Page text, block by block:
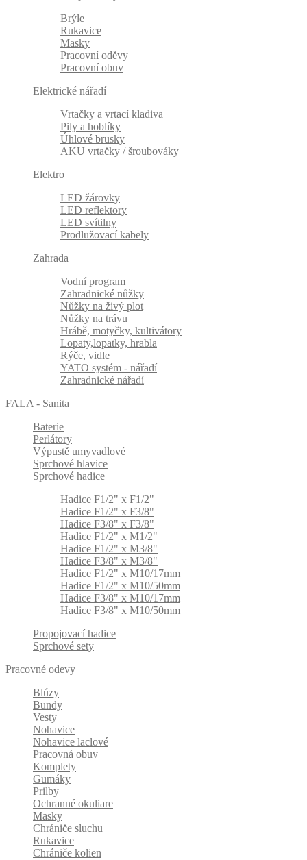
Brýle
Rukavice
Masky
Pracovní oděvy
Pracovní obuv
Elektrické nářadí
Vrtačky a vrtací kladiva
Pily a hoblíky
Úhlové brusky
AKU vrtačky / šroubováky
Elektro
LED žárovky
LED reflektory
LED svítilny
Prodlužovací kabely
Zahrada
Vodní program
Zahradnické nůžky
Nůžky na živý plot
Nůžky na trávu
Hrábě, motyčky, kultivátory
Lopaty,lopatky, hrabla
Rýče, vidle
YATO systém - nářadí
Zahradnické nářadí
FALA - Sanita
Baterie
Perlátory
Výpustě umyvadlové
Sprchové hlavice
Sprchové hadice
Hadice F1/2" x F1/2"
Hadice F1/2" x F3/8"
Hadice F3/8" x F3/8"
Hadice F1/2" x M1/2"
Hadice F1/2" x M3/8"
Hadice F3/8" x M3/8"
Hadice F1/2" x M10/17mm
Hadice F1/2" x M10/50mm
Hadice F3/8" x M10/17mm
Hadice F3/8" x M10/50mm
Propojovací hadice
Sprchové sety
Pracovné odevy
Blúzy
Bundy
Vesty
Nohavice
Nohavice laclové
Pracovná obuv
Komplety
Gumáky
Prilby
Ochranné okuliare
Masky
Chrániče sluchu
Rukavice
Chrániče kolien